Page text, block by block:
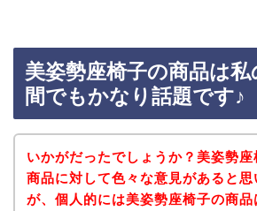
美姿勢座椅子の商品は
間でもかなり話題です♪
いかがだったでしょうか？美姿勢座
商品に対して色々な意見があると思
が、個人的には美姿勢座椅子の商品